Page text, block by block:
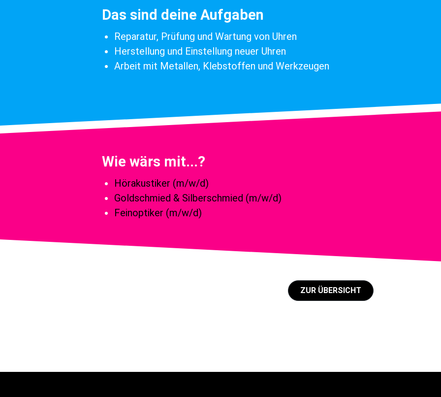
Das sind deine Aufgaben
Reparatur, Prüfung und Wartung von Uhren
Herstellung und Einstellung neuer Uhren
Arbeit mit Metallen, Klebstoffen und Werkzeugen
Wie wärs mit...?
Hörakustiker (m/w/d)
Goldschmied & Silberschmied (m/w/d)
Feinoptiker (m/w/d)
ZUR ÜBERSICHT